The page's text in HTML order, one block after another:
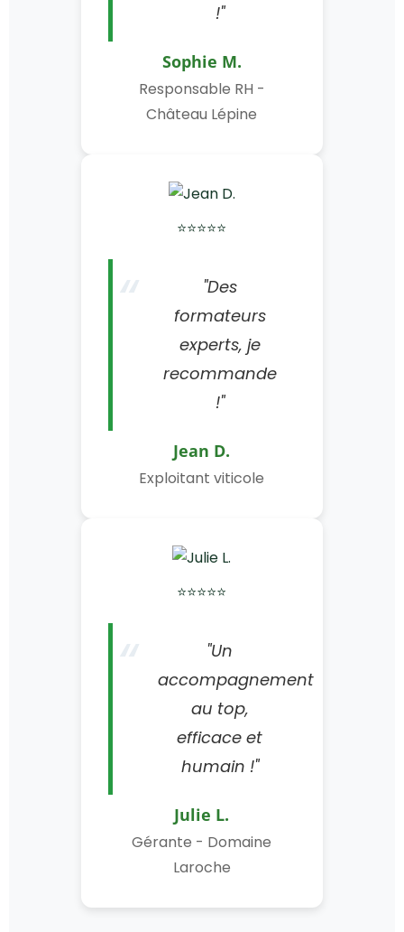
!"
Sophie M.
Responsable RH -
Château Lépine
⭐⭐⭐⭐⭐
"Des
formateurs
experts, je
recommande
!"
Jean D.
Exploitant viticole
⭐⭐⭐⭐⭐
"Un
accompagnement
au top,
efficace et
humain !"
Julie L.
Gérante - Domaine
Laroche